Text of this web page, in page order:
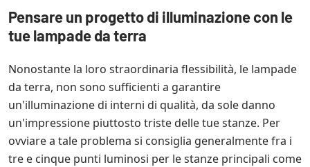
Pensare un progetto di illuminazione con le
tue lampade da terra
Nonostante la loro straordinaria flessibilità, le lampade
da terra, non sono sufficienti a garantire
un'illuminazione di interni di qualità, da sole danno
un'impressione piuttosto triste delle tue stanze. Per
ovviare a tale problema si consiglia generalmente fra i
tre e cinque punti luminosi per le stanze principali come